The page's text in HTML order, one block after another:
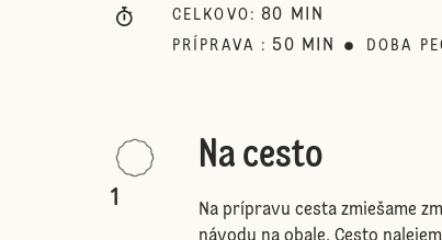
CELKOVO : 80 MIN
PRÍPRAVA : 50 MIN DOBA
1
Na cesto
Na prípravu cesta zmiešame